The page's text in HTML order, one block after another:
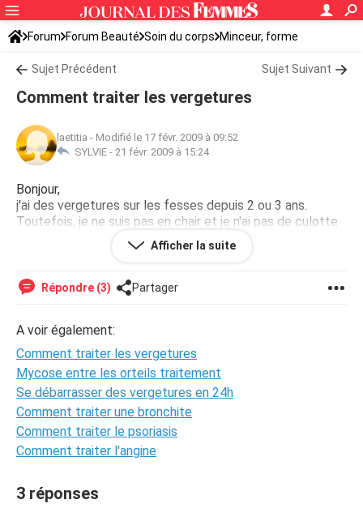
Forum Forum Beauté Soin du corps Minceur, forme
Sujet Précédent Sujet Suivant
Comment traiter les vergetures
laetitia - Modifié le 17 févr. 2009 à 09:52
SYLVIE - 21 févr. 2009 à 15:24
Bonjour,
j'ai des vergetures sur les fesses depuis 2 ou 3 ans.
Toutefois, je ne suis pas en chair et je n'ai pas de culotte
de cheval. Est-ce qu'il y a la possibilité pour moi de les
Afficher la suite
Répondre (3) Partager
A voir également:
Comment traiter les vergetures
Mycose entre les orteils traitement
Se débarrasser des vergetures en 24h
Comment traiter une bronchite
Comment traiter le psoriasis
Comment traiter l'angine
3 réponses